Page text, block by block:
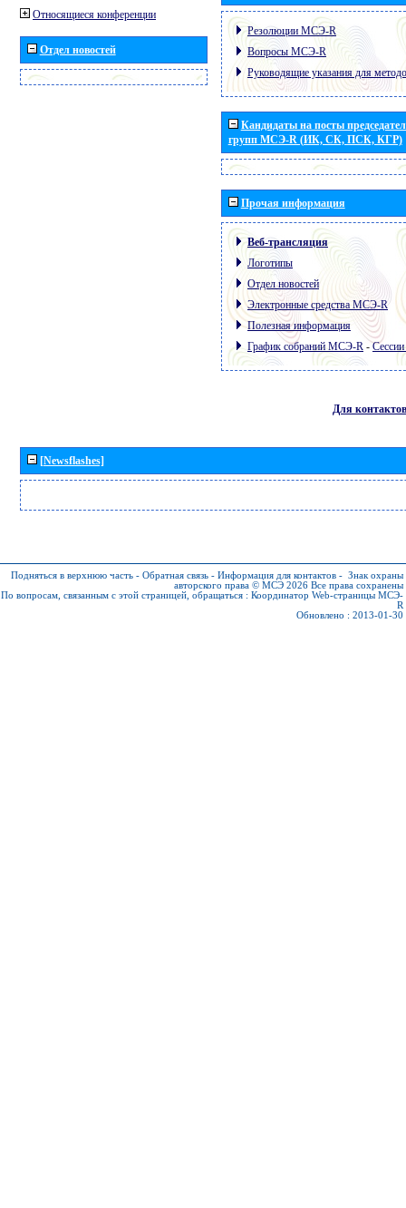
Относящиеся конференции
Отдел новостей
Резолюции МСЭ-R
Вопросы МСЭ-R
Руководящие указания для
Кандидаты на посты
групп МСЭ-R (ИК, СК, ПСК, КГР)
Прочая информация
Веб-трансляция
Логотипы
Отдел новостей
Электронные средства МСЭ-R
Полезная информация
График собраний МСЭ-R -
Для контактов
[Newsflashes]
Подняться в верхнюю часть - Обратная связь - Информация для контактов - Знак охраны
авторского права © МСЭ 2026 Все права сохранены
По вопросам, связанным с этой страницей, обращаться : Координатор Web-страницы МСЭ-
R
Обновлено : 2013-01-30